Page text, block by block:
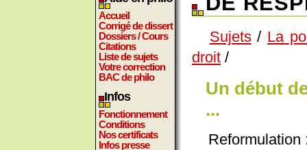
Accueil
Corrigé de dissert
Dossiers / Cours
Citations
Liste de sujets
Votre correction
BAC de philo
Infos
Fonctionnement
Conditions
Nos certificats
Infos presse
Sujets/ La
droit /
Un début
...
Reformulation